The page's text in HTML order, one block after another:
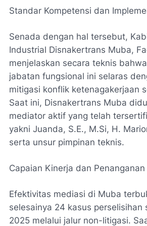
Standar Kompetensi dan
Senada dengan hal tersebut,
Industrial Disnakertrans Muba,
menjelaskan secara teknis
jabatan fungsional ini selaras
mitigasi konflik ketenagakerjaan
Saat ini, Disnakertrans Muba
mediator aktif yang telah
yakni Juanda, S.E., M.Si, H.
serta unsur pimpinan teknis.
Capaian Kinerja dan Penanganan
Efektivitas mediasi di Muba
selesainya 24 kasus perselisihan
2025 melalui jalur non-litigasi.